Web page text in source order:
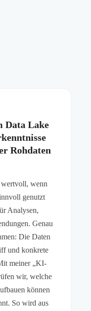
Data Lake
Rohdaten
wenn
genutzt
Analysen,
Genau
Die Daten
und konkrete
meiner „KI-
wir, welche
können
So wird aus